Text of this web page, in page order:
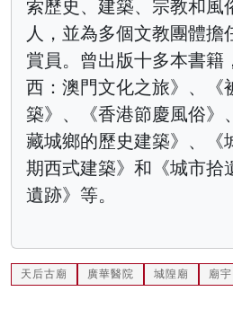
索歷史、建築、宗教和風
人，並為多個文教團體擔
賞員。曾出版十多本書籍
西：澳門文化之旅》、《
築》、《香港節慶風俗》
藏城鄉的歷史建築》、《
期西式建築》和《城市拾
遺跡》等。
天后古廟 廣華醫院 城隍廟 廟宇